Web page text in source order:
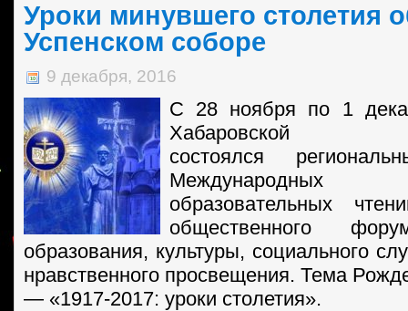
Уроки минувшего столетия
Успенском соборе
9 декабря, 2016
C 28 ноября по 1
состоялся
Международных
образовательных
общественного
образования, культуры, социального
нравственного просвещения. Тема
— «1917-2017: уроки столетия».